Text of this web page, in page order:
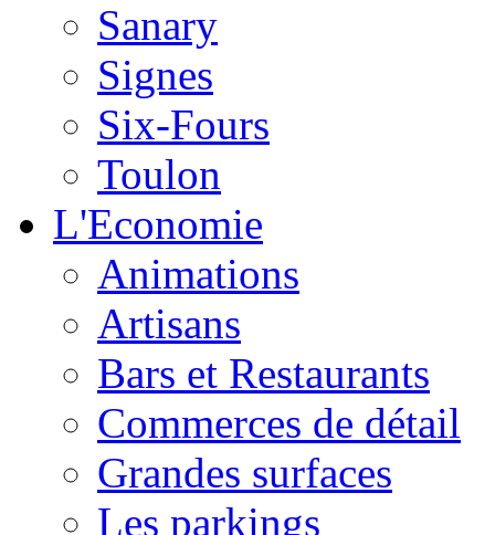
Sanary
Signes
Six-Fours
Toulon
L'Economie
Animations
Artisans
Bars et Restaurants
Commerces de détail
Grandes surfaces
Les parkings